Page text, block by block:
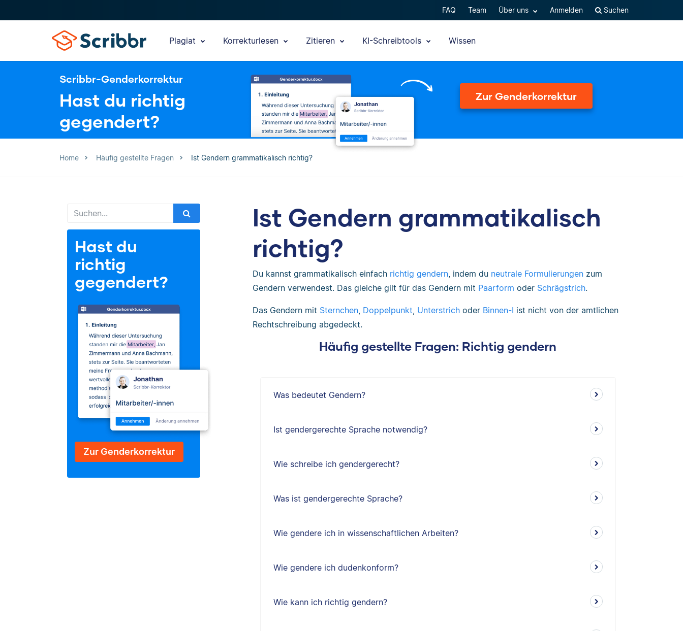
FAQ Team Über uns Anmelden Suchen
Plagiat Korrekturlesen Zitieren KI-Schreibtools Wissen
Scribbr-Genderkorrektur
Hast du richtig
gegendert?
Zur Genderkorrektur
Home Häufig gestellte Fragen Ist Gendern grammatikalisch richtig?
Hast du
richtig
gegendert?
Zur Genderkorrektur
Ist Gendern grammatikalisch
richtig?
Du kannst grammatikalisch einfach richtig gendern, indem du neutrale Formulierungenzum
Gendern verwendest. Das gleiche gilt für das Gendern mit Paarform oder Schrägstrich.
Das Gendern mit Sternchen, Doppelpunkt, Unterstrichoder Binnen-I ist nicht von der amtlichen
Rechtschreibung abgedeckt.
Häufig gestellte Fragen: Richtig gendern
Was bedeutet Gendern?
Ist gendergerechte Sprache notwendig?
Wie schreibe ich gendergerecht?
Was ist gendergerechte Sprache?
Wie gendere ich in wissenschaftlichen Arbeiten?
Wie gendere ich dudenkonform?
Wie kann ich richtig gendern?